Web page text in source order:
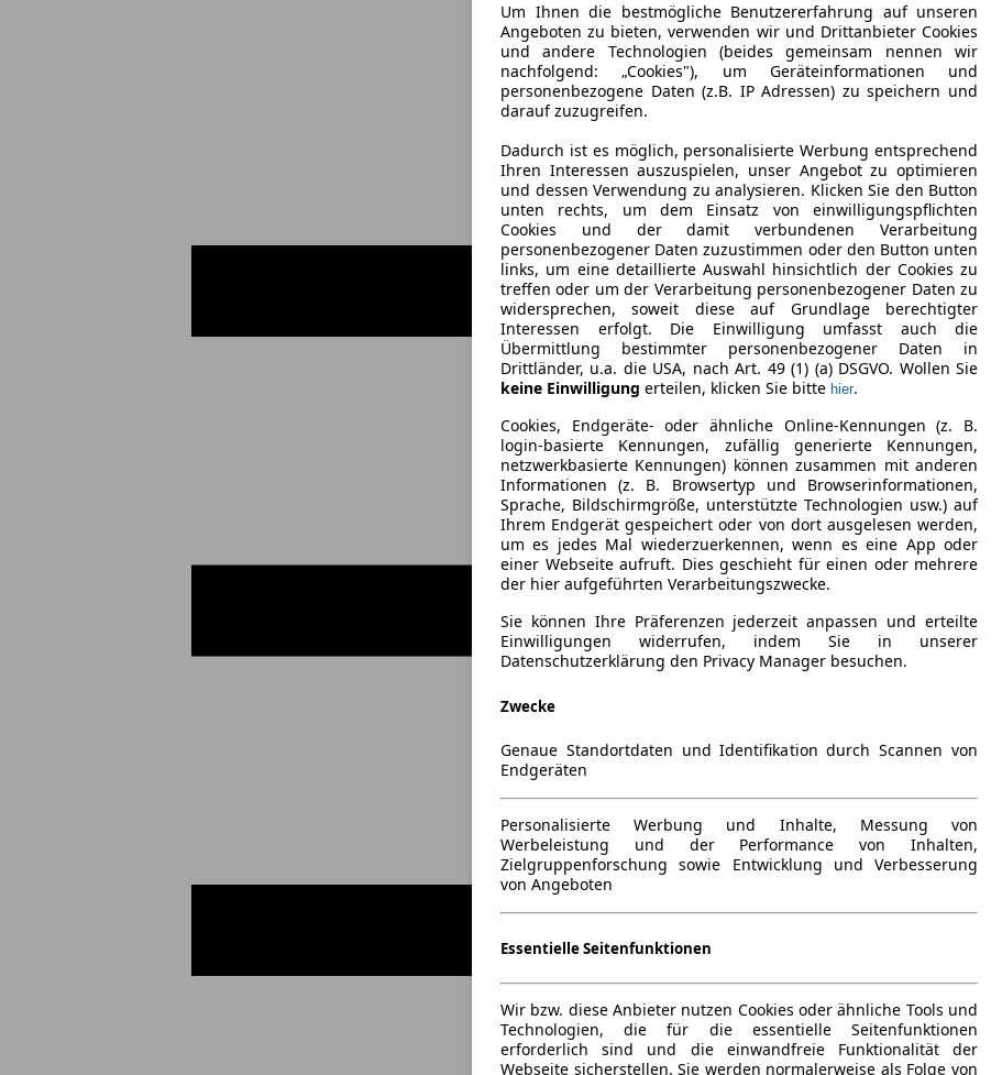
Um Ihnen die bestmögliche Benutzererfahrung auf unseren
Angeboten zu bieten, verwenden wir und Drittanbieter Cookies
und andere Technologien (beides gemeinsam nennen wir
nachfolgend: „Cookies"), um Geräteinformationen und
personenbezogene Daten (z.B. IP Adressen) zu speichern und
darauf zuzugreifen.
Dadurch ist es möglich, personalisierte Werbung entsprechend
Ihren Interessen auszuspielen, unser Angebot zu optimieren
und dessen Verwendung zu analysieren. Klicken Sie den Button
unten rechts, um dem Einsatz von einwilligungspflichten
Cookies und der damit verbundenen Verarbeitung
personenbezogener Daten zuzustimmen oder den Button unten
links, um eine detaillierte Auswahl hinsichtlich der Cookies zu
treffen oder um der Verarbeitung personenbezogener Daten zu
widersprechen, soweit diese auf Grundlage berechtigter
Interessen erfolgt. Die Einwilligung umfasst auch die
Übermittlung bestimmter personenbezogener Daten in
Drittländer, u.a. die USA, nach Art. 49 (1) (a) DSGVO. Wollen Sie
keine Einwilligung erteilen, klicken Sie bitte hier.
Cookies, Endgeräte- oder ähnliche Online-Kennungen (z. B.
login-basierte Kennungen, zufällig generierte Kennungen,
netzwerkbasierte Kennungen) können zusammen mit anderen
Informationen (z. B. Browsertyp und Browserinformationen,
Sprache, Bildschirmgröße, unterstützte Technologien usw.) auf
Ihrem Endgerät gespeichert oder von dort ausgelesen werden,
um es jedes Mal wiederzuerkennen, wenn es eine App oder
einer Webseite aufruft. Dies geschieht für einen oder mehrere
der hier aufgeführten Verarbeitungszwecke.
Sie können Ihre Präferenzen jederzeit anpassen und erteilte
Einwilligungen widerrufen, indem Sie in unserer
Datenschutzerklärung den Privacy Manager besuchen.
Zwecke
Genaue Standortdaten und Identifikation durch Scannen von
Endgeräten
Personalisierte Werbung und Inhalte, Messung von
Werbeleistung und der Performance von Inhalten,
Zielgruppenforschung sowie Entwicklung und Verbesserung
von Angeboten
Essentielle Seitenfunktionen
Wir bzw. diese Anbieter nutzen Cookies oder ähnliche Tools und
Technologien, die für die essentielle Seitenfunktionen
erforderlich sind und die einwandfreie Funktionalität der
Webseite sicherstellen. Sie werden normalerweise als Folge von